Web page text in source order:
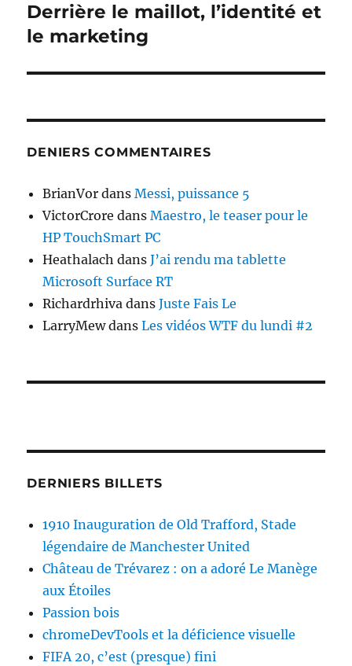
Publication
suivante :
Derrière le maillot, l’identité et
le marketing
DENIERS COMMENTAIRES
BrianVor dansMessi, puissance 5
VictorCrore dansMaestro, le teaser pour le
HP TouchSmart PC
Heathalach dansJ’ai rendu ma tablette
Microsoft Surface RT
Richardrhiva dansJuste Fais Le
LarryMewdansLes vidéos WTF du lundi #2
DERNIERS BILLETS
1910 Inauguration de Old Trafford, Stade
légendaire de Manchester United
Château de Trévarez : on a adoré Le Manège
aux Étoiles
Passion bois
chromeDevTools et la déficience visuelle
FIFA 20, c’est (presque) fini